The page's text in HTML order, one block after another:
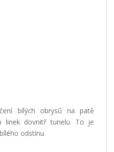
bílých obrysů na patě
linek dovnitř tunelu. To je
odstínu.